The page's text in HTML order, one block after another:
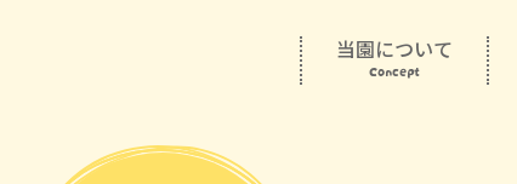
当園について
Concept